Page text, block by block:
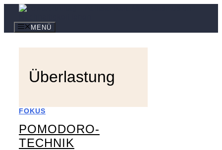
springenMENÜ
Überlastung
FOKUS
POMODORO-
TECHNIK